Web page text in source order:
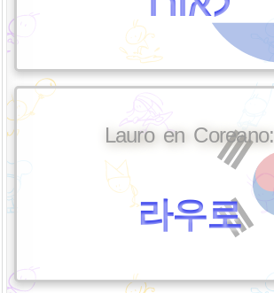
Lauro en Coreano:
라우로